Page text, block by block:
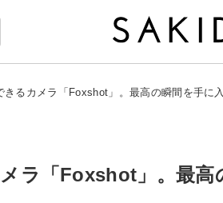
きるカメラ「Foxshot」。最高の瞬間を手に
ラ「Foxshot」。最高